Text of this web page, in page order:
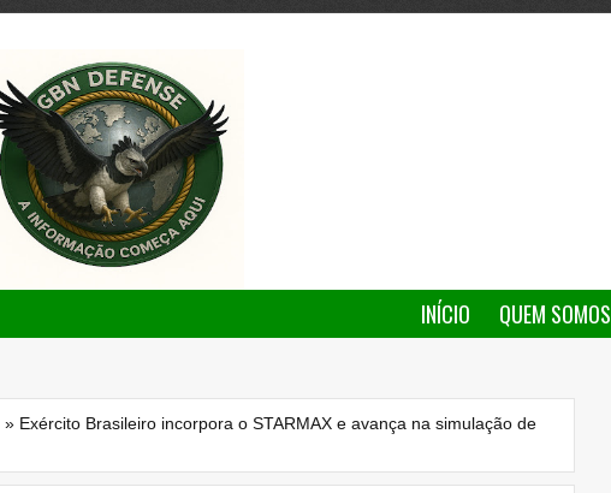
INÍCIO QUEM SOMOS
» Exército Brasileiro incorpora o STARMAX e avança na simulação de